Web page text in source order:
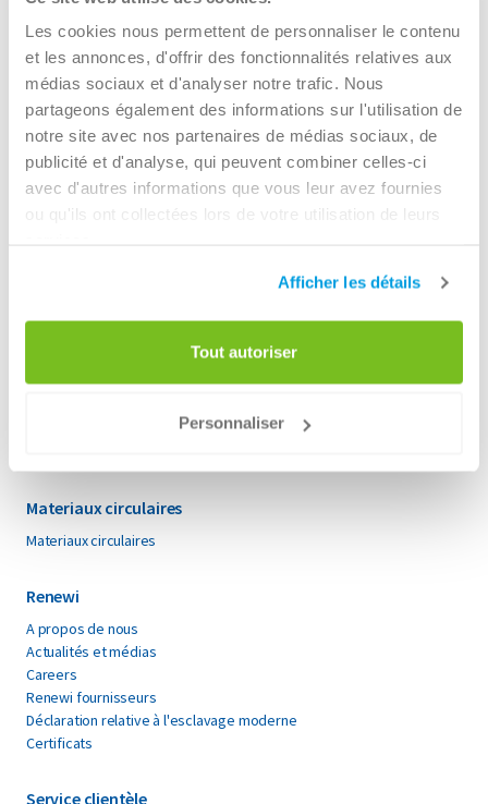
Les cookies nous permettent de personnaliser le contenu
et les annonces, d'offrir des fonctionnalités relatives aux
médias sociaux et d'analyser notre trafic. Nous
partageons également des informations sur l'utilisation de
notre site avec nos partenaires de médias sociaux, de
publicité et d'analyse, qui peuvent combiner celles-ci
avec d'autres informations que vous leur avez fournies
ou qu'ils ont collectées lors de votre utilisation de leurs
Afficher les détails
Tout autoriser
Personnaliser
A propos d EcoSmart?
Nos services
Collecte interne des déchets
Services industriels specialises
Traitement des boues sur votre site
Nettoyages
Législation
Matelas
Papier et carton
Papiers confidentiels
Tous les matériaux circulaires
Consultez notre déclaration sur l’esclavage moderne
Entreprises
Louer un conteneur pour Entreprises
Collecte des déchets
Secteurs
Renewi EcoSmart
Conditions d'acceptation
Conditions d'acceptation Roulers
Materiaux circulaires
Materiaux circulaires
Renewi
A propos de nous
Actualités et médias
Careers
Renewi fournisseurs
Déclaration relative à l'esclavage moderne
Certificats
Service clientèle